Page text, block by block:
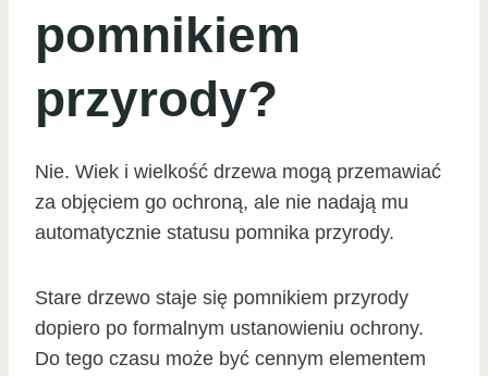
pomnikiem
przyrody?
Nie. Wiek i wielkość drzewa mogą przemawiać
za objęciem go ochroną, ale nie nadają mu
automatycznie statusu pomnika przyrody.
Stare drzewo staje się pomnikiem przyrody
dopiero po formalnym ustanowieniu ochrony.
Do tego czasu może być cennym elementem